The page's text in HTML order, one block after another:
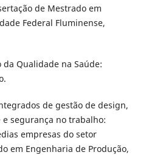
de Mestrado em
Federal Fluminense,
da Qualidade na Saúde:
de gestão de design,
segurança no trabalho:
empresas do setor
em Engenharia de Produção,